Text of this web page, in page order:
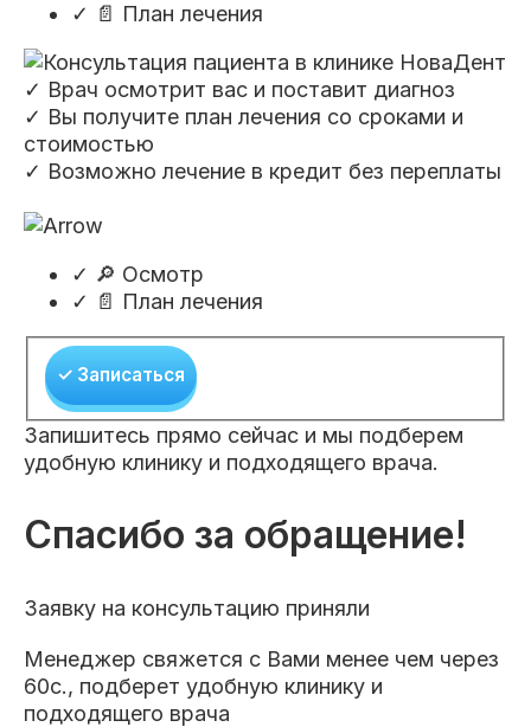
✓ 📄 План лечения
✓ Врач осмотрит вас и поставит диагноз
✓ Вы получите план лечения со сроками и
стоимостью
✓ Возможно лечение в кредит без переплаты
✓ 🔎 Осмотр
✓ 📄 План лечения
✓ Записаться
Запишитесь прямо сейчас и мы подберем
удобную клинику и подходящего врача.
Спасибо за обращение!
Заявку на консультацию приняли
Менеджер свяжется с Вами менее чем через
60с., подберет удобную клинику и
подходящего врача